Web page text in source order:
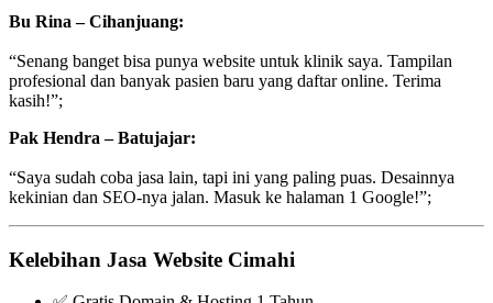
Bu Rina – Cihanjuang:
“Senang banget bisa punya website untuk klinik saya. Tampilan
profesional dan banyak pasien baru yang daftar online. Terima
kasih!”;
Pak Hendra – Batujajar:
“Saya sudah coba jasa lain, tapi ini yang paling puas. Desainnya
kekinian dan SEO-nya jalan. Masuk ke halaman 1 Google!”;
Kelebihan Jasa Website Cimahi